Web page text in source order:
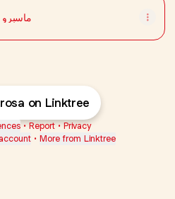
ماسبرو
on Linktree
• Report • Privacy
• More from Linktree